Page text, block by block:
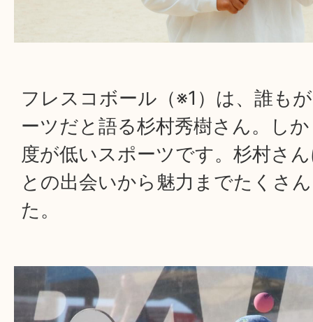
フレスコボール（※1）は、誰も
ーツだと語る杉村秀樹さん。し
度が低いスポーツです。杉村さ
との出会いから魅力までたくさ
た。